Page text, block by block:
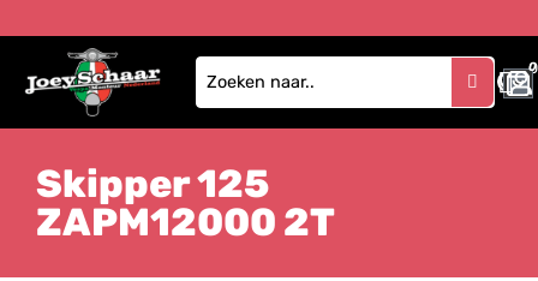
0
0
Skipper 125
ZAPM12000 2T